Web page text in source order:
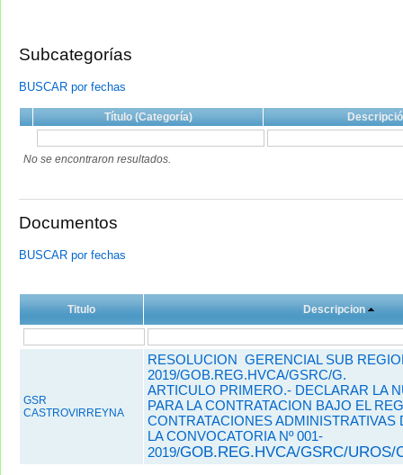
Subcategorías
BUSCAR por fechas
Título (Categoría)
No se encontraron resultados.
Documentos
BUSCAR por fechas
Titulo Descripcion
GSR
CASTROVIRREYNA
RESOLUCION GERENCIAL SUB
2019/GOB.REG.HVCA/GSRC/G.
ARTICULO PRIMERO.- DECLARAR LA
PARA LA CONTRATACION BAJO EL
CONTRATACIONES ADMINISTRATIVAS
LA CONVOCATORIA Nº 001-
2019/GOB.REG.HVCA/GSRC/UROS/